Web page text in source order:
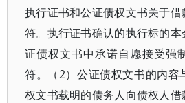
执行证书和公证债权文书关于
符。执行证书确认的执行标的
证债权文书中承诺自愿接受强
符。（2）公证债权文书的内容
权文书载明的债务人向债权人